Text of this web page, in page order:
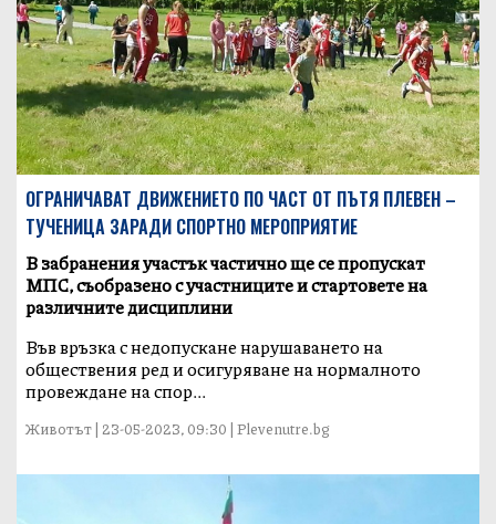
OГРАНИЧАВАТ ДВИЖЕНИЕТО ПО ЧАСТ ОТ ПЪТЯ ПЛЕВЕН –
ТУЧЕНИЦА ЗАРАДИ СПОРТНО МЕРОПРИЯТИЕ
В забранения участък частично ще се пропускат
МПС, съобразено с участниците и стартовете на
различните дисциплини
Във връзка с недопускане нарушаването на
обществения ред и осигуряване на нормалното
провеждане на спор...
Животът | 23-05-2023, 09:30 | Plevenutre.bg